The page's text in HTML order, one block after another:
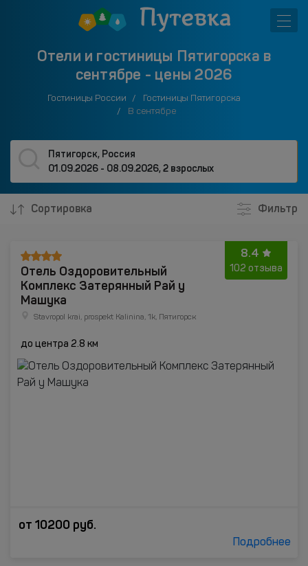
Отели и гостиницы Пятигорска в
сентябре - цены 2026
Гостиницы России
Гостиницы Пятигорска
В сентябре
Пятигорск, Россия
01.09.2026 - 08.09.2026,2 взрослых
Сортировка Фильтр
8.4
102 отзыва
Отель Оздоровительный
Комплекс Затерянный Рай у
Машука
Stavropol krai, prospekt Kalinina, 1k, Пятигорск
до центра 2.8 км
от 10200 руб.
Подробнее